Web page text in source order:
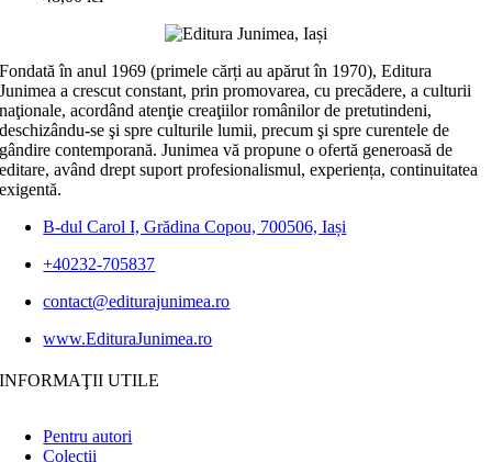
Fondată în anul 1969 (primele cărți au apărut în 1970), Editura
Junimea a crescut constant, prin promovarea, cu precădere, a culturii
naţionale, acordând atenţie creaţiilor românilor de pretutindeni,
deschizându-se şi spre culturile lumii, precum şi spre curentele de
gândire contemporană. Junimea vă propune o ofertă generoasă de
editare, având drept suport profesionalismul, experiența, continuitatea
exigentă.
B-dul Carol I, Grădina Copou, 700506, Iași
+40232-705837
contact@editurajunimea.ro
www.EdituraJunimea.ro
INFORMAŢII UTILE
Pentru autori
Colecţii